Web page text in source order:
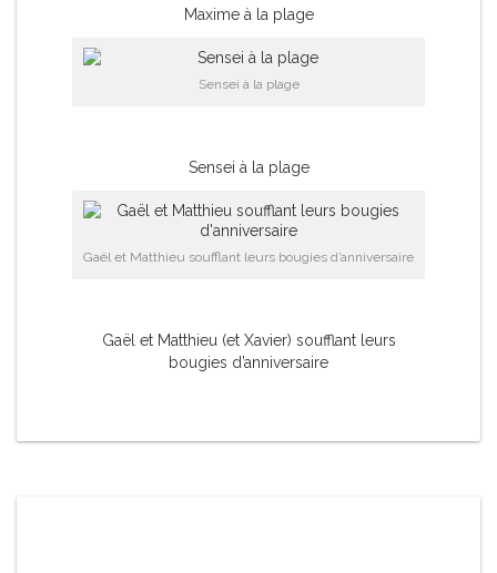
Maxime à la plage
Sensei à la plage
Sensei à la plage
Gaël et Matthieu soufflant leurs bougies d’anniversaire
Gaël et Matthieu (et Xavier) soufflant leurs
bougies d’anniversaire